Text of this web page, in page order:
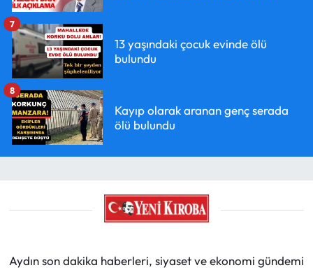
13 yaşındaki çocuk evinde ölü
bulundu
7
Kayıp olarak aranan genç serada
ölü bulundu
8
Aydın son dakika haberleri, siyaset ve ekonomi gündemi